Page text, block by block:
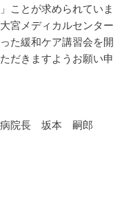
ことが求められていま
宮メディカルセンター
た緩和ケア講習会を開
だきますようお願い申
病院長 坂本 嗣郎